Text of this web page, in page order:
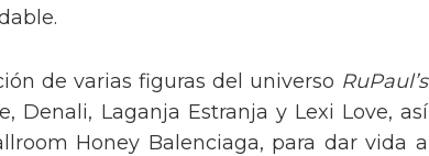
de varias figuras del universo RuPaul’s
Denali, Laganja Estranja y Lexi Love, así
Honey Balenciaga, para dar vida a